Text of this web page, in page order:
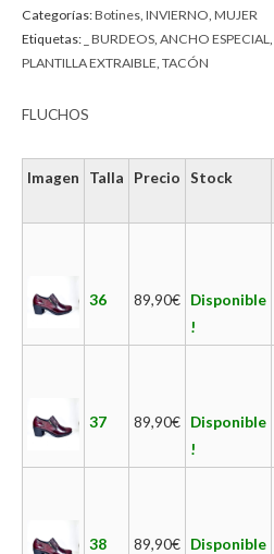
Categorías:Botines INVIERNO MUJER
Etiquetas: _ BURDEOS ANCHO ESPECIAL
PLANTILLA EXTRAIBLE TACÓN
FLUCHOS
Imagen Talla Precio Stock
36 89,90€ Disponible
!
37 89,90€ Disponible
!
38 89,90€ Disponible